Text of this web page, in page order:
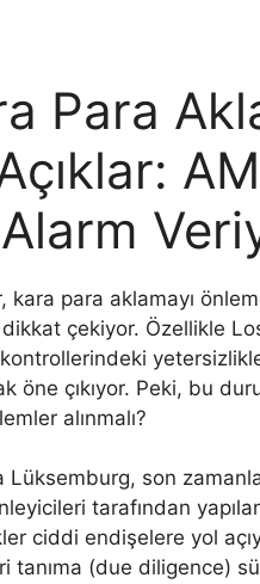
Para
para aklamayı
çekiyor. Özellikle
çıkıyor. Peki, bu
alınmalı?
Lüksemburg, son
tarafından
ciddi endişelere yol
tanıma (due diligence)